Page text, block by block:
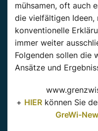
mühsamen, oft auch
die vielfältigen Ideen,
konventionelle
immer weiter
Folgenden sollen die
Ansätze und
+ HIER können Sie
GreWi-